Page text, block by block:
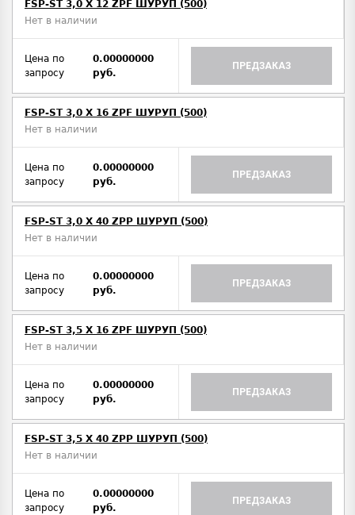
FSP-ST 3,0 X 12 ZPF ШУРУП (500)
Нет в наличии
Цена по
запросу
0.00000000
руб.
ПРЕДЗАКАЗ
FSP-ST 3,0 X 16 ZPF ШУРУП (500)
Нет в наличии
Цена по
запросу
0.00000000
руб.
ПРЕДЗАКАЗ
FSP-ST 3,0 X 40 ZPP ШУРУП (500)
Нет в наличии
Цена по
запросу
0.00000000
руб.
ПРЕДЗАКАЗ
FSP-ST 3,5 X 16 ZPF ШУРУП (500)
Нет в наличии
Цена по
запросу
0.00000000
руб.
ПРЕДЗАКАЗ
FSP-ST 3,5 X 40 ZPP ШУРУП (500)
Нет в наличии
Цена по
запросу
0.00000000
руб.
ПРЕДЗАКАЗ